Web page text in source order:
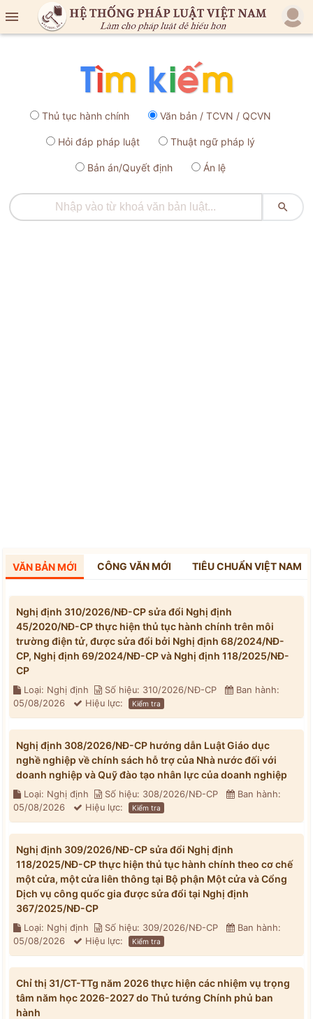

Thủ tục hành chính Văn bản / TCVN / QCVN
Hỏi đáp pháp luật Thuật ngữ pháp lý
Bản án/Quyết định Án lệ

VĂN BẢN MỚI CÔNG VĂN MỚI TIÊU CHUẨN VIỆT NAM
Nghị định 310/2026/NĐ-CP sửa đổi Nghị định
45/2020/NĐ-CP thực hiện thủ tục hành chính trên môi
trường điện tử, được sửa đổi bởi Nghị định 68/2024/NĐ-
CP, Nghị định 69/2024/NĐ-CP và Nghị định 118/2025/NĐ-
CP
Loại: Nghị định Số hiệu: 310/2026/NĐ-CP
Ban hành:
05/08/2026
Hiệu lực: Kiểm tra
Nghị định 308/2026/NĐ-CP hướng dẫn Luật Giáo dục
nghề nghiệp về chính sách hỗ trợ của Nhà nước đối với
doanh nghiệp và Quỹ đào tạo nhân lực của doanh nghiệp
Loại: Nghị định Số hiệu: 308/2026/NĐ-CP
Ban hành:
05/08/2026
Hiệu lực: Kiểm tra
Nghị định 309/2026/NĐ-CP sửa đổi Nghị định
118/2025/NĐ-CP thực hiện thủ tục hành chính theo cơ chế
một cửa, một cửa liên thông tại Bộ phận Một cửa và Cổng
Dịch vụ công quốc gia được sửa đổi tại Nghị định
367/2025/NĐ-CP
Loại: Nghị định Số hiệu: 309/2026/NĐ-CP
Ban hành:
05/08/2026
Hiệu lực: Kiểm tra
Chỉ thị 31/CT-TTg năm 2026 thực hiện các nhiệm vụ trọng
tâm năm học 2026-2027 do Thủ tướng Chính phủ ban
hành